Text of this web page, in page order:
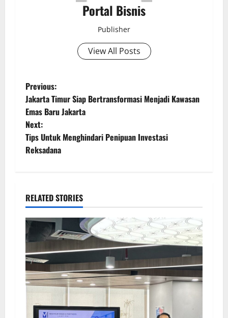
Portal Bisnis
Publisher
View All Posts
Previous:
Jakarta Timur Siap Bertransformasi Menjadi Kawasan
Emas Baru Jakarta
Next:
Tips Untuk Menghindari Penipuan Investasi
Reksadana
RELATED STORIES